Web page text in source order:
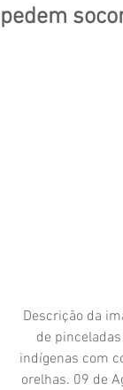
pedem
Descrição da
de
indígenas com
orelhas. 09 de